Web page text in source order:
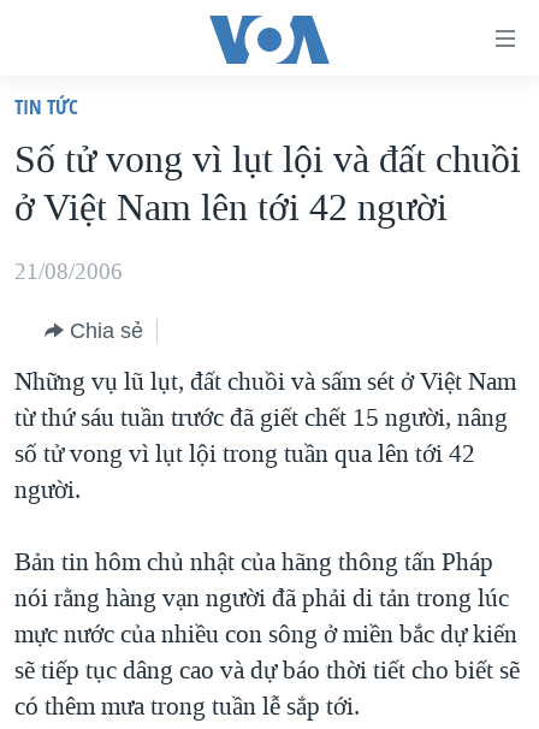
truy
cập
Tới
dung
chính
điều
hướng
chính
Đi
"Tìm"
VIỆT NAM
HOA KỲ
BIỂN ĐÔNG
BLOG
DIỄN ĐÀN
MỤC
TỰ DO BÁO CHÍ
NGƯỜI VIỆT HẢI NGOẠI
ĐỜI SỐNG
KHOA HỌC
CHUYÊN ĐỀ
HÀNH TRÌNH BẦU CỬ 2024
MỘT NĂM CHIẾN TRANH TẠI DẢI GAZA
GIẢI MÃ VÀNH ĐAI & CON ĐƯỜNG
NGÀY TỊ NẠN THẾ GIỚI
VIDEO
NGHE
MẠNG XÃ HỘI
TIN TỨC
Số tử vong vì lụt lội và đất chuồi
ở Việt Nam lên tới 42 người
21/08/2006
Chia sẻ
Những vụ lũ lụt, đất chuồi và sấm sét ở Việt Nam
từ thứ sáu tuần trước đã giết chết 15 người, nâng
số tử vong vì lụt lội trong tuần qua lên tới 42
người.
Bản tin hôm chủ nhật của hãng thông tấn Pháp
nói rằng hàng vạn người đã phải di tản trong lúc
mực nước của nhiều con sông ở miền bắc dự kiến
sẽ tiếp tục dâng cao và dự báo thời tiết cho biết sẽ
có thêm mưa trong tuần lễ sắp tới.